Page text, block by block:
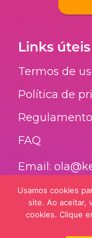
Links úteis
Termos de
Política de
FAQ​
Email:
Nossa galera
Usamos cookies
site. Ao aceitar,
cookies. Clique